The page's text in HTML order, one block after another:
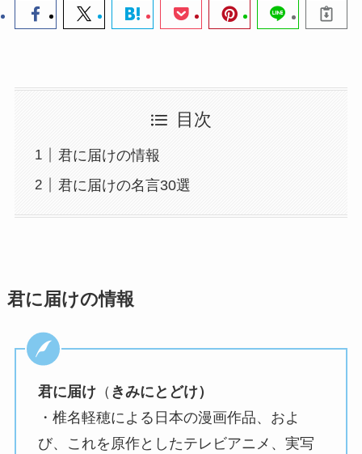
目次
君に届けの情報
君に届けの名言30選
君に届けの情報
君に届け（ きみにとどけ）
・椎名軽穂による日本の漫画作品、およ
び、これを原作としたテレビアニメ、実写